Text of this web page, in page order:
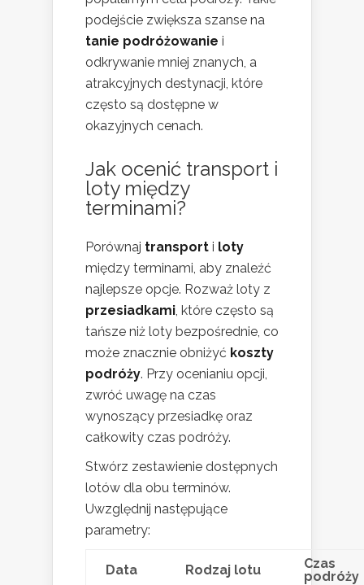
podejście zwiększa szanse na
tanie podróżowanie i
odkrywanie mniej znanych, a
atrakcyjnych destynacji, które
często są dostępne w
okazyjnych cenach.
Jak ocenić transport i
loty między
terminami?
Porównaj transport i loty
między terminami, aby znaleźć
najlepsze opcje. Rozważ loty z
przesiadkami , które często są
tańsze niż loty bezpośrednie, co
może znacznie obniżyć koszty
podróży. Przy ocenianiu opcji,
zwróć uwagę na czas
wynoszący przesiadkę oraz
całkowity czas podróży.
Stwórz zestawienie dostępnych
lotów dla obu terminów.
Uwzględnij następujące
parametry:
Data Rodzaj lotu
Czas
podróży